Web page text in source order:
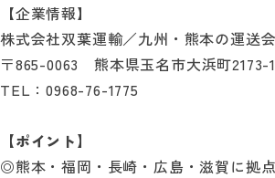
【企業情報】
株式会社双葉運輸／九州・熊本の運送
〒865-0063 熊本県玉名市大浜町2173-1
TEL：0968-76-1775
【ポイント】
◎熊本・福岡・長崎・広島・滋賀に拠